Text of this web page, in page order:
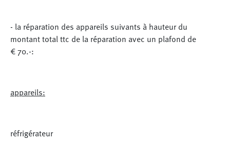
- la réparation des appareils suivants à hauteur du
montant total ttc de la réparation avec un plafond de
€ 70.-:
appareils:
réfrigérateur